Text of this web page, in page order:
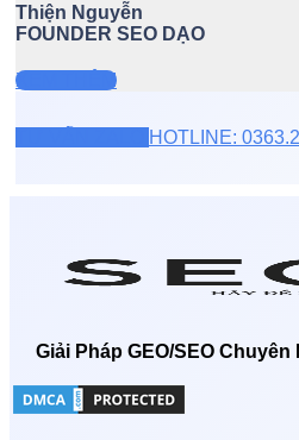
Thiện Nguyễn
FOUNDER SEO DẠO
XEM THÊM
HOTLINE:
Giải Pháp GEO/SEO